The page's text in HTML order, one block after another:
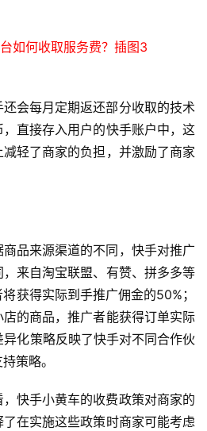
还会每月定期返还部分收取的技术
直接存入用户的快手账户中，这
轻了商家的负担，并激励了商家
商品来源渠道的不同，快手对推广
来自淘宝联盟、有赞、拼多多等
获得实际到手推广佣金的50%；
的商品，推广者能获得订单实际
化策略反映了快手对不同合作伙
策略。
快手小黄车的收费政策对商家的
在实施这些政策时商家可能考虑